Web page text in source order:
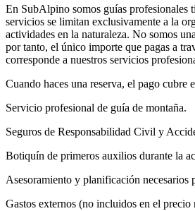
En SubAlpino somos guías profesionales
servicios se limitan exclusivamente a la
actividades en la naturaleza. No somos
por tanto, el único importe que pagas a
corresponde a nuestros servicios
Cuando haces una reserva, el pago cubre
Servicio profesional de guía de montaña.
Seguros de Responsabilidad Civil y
Botiquín de primeros auxilios durante la
Asesoramiento y planificación necesarios
Gastos externos (no incluidos en el precio